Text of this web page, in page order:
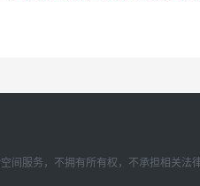
间服务，不拥有所有权，不承担相关